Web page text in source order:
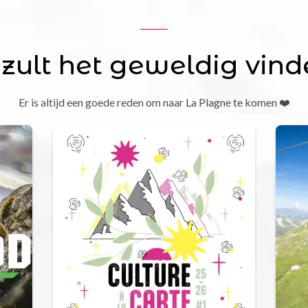
het geweldig
Er is altijd een goede reden om naar La Plagne te komen ❤️